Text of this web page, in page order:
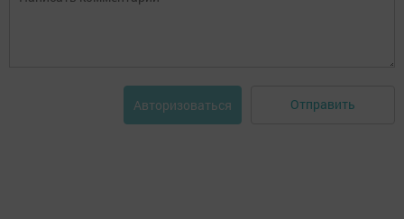
Авторизоваться Отправить